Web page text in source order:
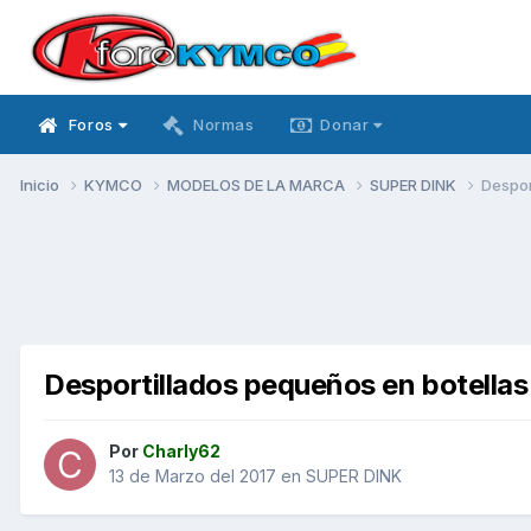
Foros Normas Donar
Inicio KYMCO MODELOS DE LA MARCA SUPER DINK
Desportillados pequeños en
Por Charly62
13 de Marzo del 2017 en SUPER DINK